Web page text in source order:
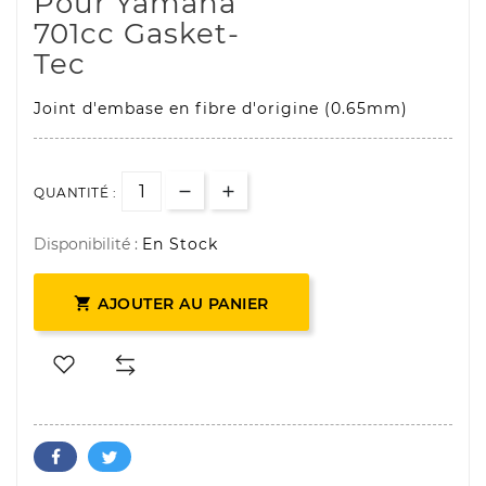
701cc Gasket-
Tec
Joint d'embase en fibre d'origine (0.65mm)
QUANTITÉ :
Disponibilité : En Stock
 AJOUTER AU PANIER